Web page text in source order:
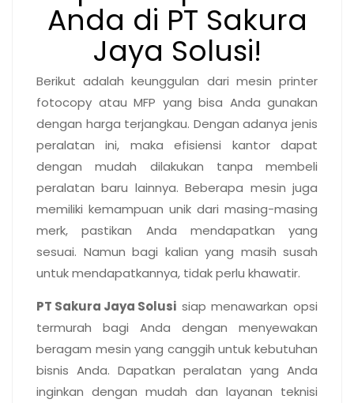
Anda di PT Sakura
Jaya Solusi!
Berikut adalah keunggulan dari mesin printer
fotocopy atau MFP yang bisa Anda gunakan
dengan harga terjangkau. Dengan adanya jenis
peralatan ini, maka efisiensi kantor dapat
dengan mudah dilakukan tanpa membeli
peralatan baru lainnya. Beberapa mesin juga
memiliki kemampuan unik dari masing-masing
merk, pastikan Anda mendapatkan yang
sesuai. Namun bagi kalian yang masih susah
untuk mendapatkannya, tidak perlu khawatir.
PT Sakura Jaya Solusi siap menawarkan opsi
termurah bagi Anda dengan menyewakan
beragam mesin yang canggih untuk kebutuhan
bisnis Anda. Dapatkan peralatan yang Anda
inginkan dengan mudah dan layanan teknisi